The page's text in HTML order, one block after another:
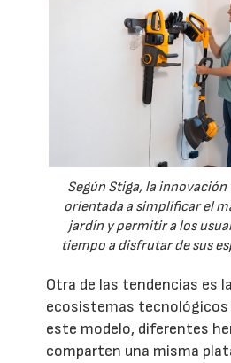
Según Stiga, la
orientada a simplificar el
jardín y permitir a los
tiempo a disfrutar de sus
Otra de las tendencias es
ecosistemas tecnológicos
este modelo, diferentes
comparten una misma